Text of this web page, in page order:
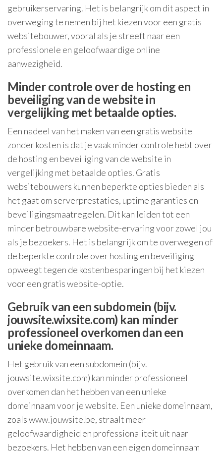
gebruikerservaring. Het is belangrijk om dit aspect in
overweging te nemen bij het kiezen voor een gratis
websitebouwer, vooral als je streeft naar een
professionele en geloofwaardige online
aanwezigheid.
Minder controle over de hosting en
beveiliging van de website in
vergelijking met betaalde opties.
Een nadeel van het maken van een gratis website
zonder kosten is dat je vaak minder controle hebt over
de hosting en beveiliging van de website in
vergelijking met betaalde opties. Gratis
websitebouwers kunnen beperkte opties bieden als
het gaat om serverprestaties, uptime garanties en
beveiligingsmaatregelen. Dit kan leiden tot een
minder betrouwbare website-ervaring voor zowel jou
als je bezoekers. Het is belangrijk om te overwegen of
de beperkte controle over hosting en beveiliging
opweegt tegen de kostenbesparingen bij het kiezen
voor een gratis website-optie.
Gebruik van een subdomein (bijv.
jouwsite.wixsite.com) kan minder
professioneel overkomen dan een
unieke domeinnaam.
Het gebruik van een subdomein (bijv.
jouwsite.wixsite.com) kan minder professioneel
overkomen dan het hebben van een unieke
domeinnaam voor je website. Een unieke domeinnaam,
zoals www.jouwsite.be, straalt meer
geloofwaardigheid en professionaliteit uit naar
bezoekers. Het hebben van een eigen domeinnaam